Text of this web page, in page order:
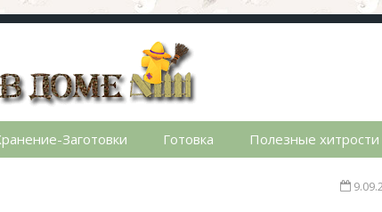
в частном доме. Сад, огород, дела домашние,
Заготовки Готовка Полезные хитрости